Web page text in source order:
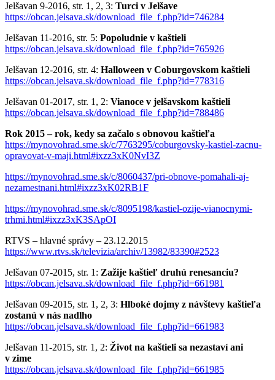
Jelšavan 9-2016, str. 1, 2, 3: Turci v Jelšave
https://obcan.jelsava.sk/download_file_f.php?id=746284
Jelšavan 11-2016, str. 5: Popoludnie v kaštieli
https://obcan.jelsava.sk/download_file_f.php?id=765926
Jelšavan 12-2016, str. 4: Halloween v Coburgovskom kaštieli
https://obcan.jelsava.sk/download_file_f.php?id=778316
Jelšavan 01-2017, str. 1, 2: Vianoce v jelšavskom kaštieli
https://obcan.jelsava.sk/download_file_f.php?id=788486
Rok 2015 – rok, kedy sa začalo s obnovou kaštieľa
https://mynovohrad.sme.sk/c/7763295/coburgovsky-kastiel-zacnu-
opravovat-v-maji.html#ixzz3xK0NvI3Z
https://mynovohrad.sme.sk/c/8060437/pri-obnove-pomahali-aj-
nezamestnani.html#ixzz3xK02RB1F
https://mynovohrad.sme.sk/c/8095198/kastiel-ozije-vianocnymi-
trhmi.html#ixzz3xK3SApOI
RTVS – hlavné správy – 23.12.2015
https://www.rtvs.sk/televizia/archiv/13982/83390#2523
Jelšavan 07-2015, str. 1: Zažije kaštieľ druhú renesanciu?
https://obcan.jelsava.sk/download_file_f.php?id=661981
Jelšavan 09-2015, str. 1, 2, 3: Hlboké dojmy z návštevy kaštieľa
zostanú v nás nadlho
https://obcan.jelsava.sk/download_file_f.php?id=661983
Jelšavan 11-2015, str. 1, 2: Život na kaštieli sa nezastaví ani
v zime
https://obcan.jelsava.sk/download_file_f.php?id=661985